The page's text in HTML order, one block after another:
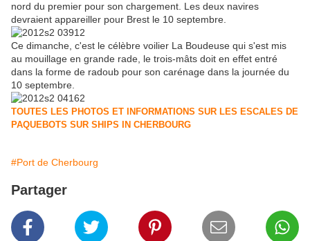
nord du premier pour son chargement. Les deux navires
devraient appareiller pour Brest le 10 septembre.
Ce dimanche, c'est le célèbre voilier La Boudeuse qui s'est mis
au mouillage en grande rade, le trois-mâts doit en effet entré
dans la forme de radoub pour son carénage dans la journée du
10 septembre.
TOUTES LES PHOTOS ET INFORMATIONS SUR LES ESCALES DE
PAQUEBOTS SUR SHIPS IN CHERBOURG
#Port de Cherbourg
Partager